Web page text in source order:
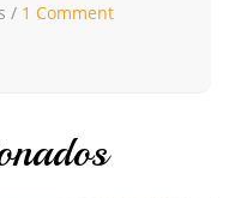
/ 1 Comment